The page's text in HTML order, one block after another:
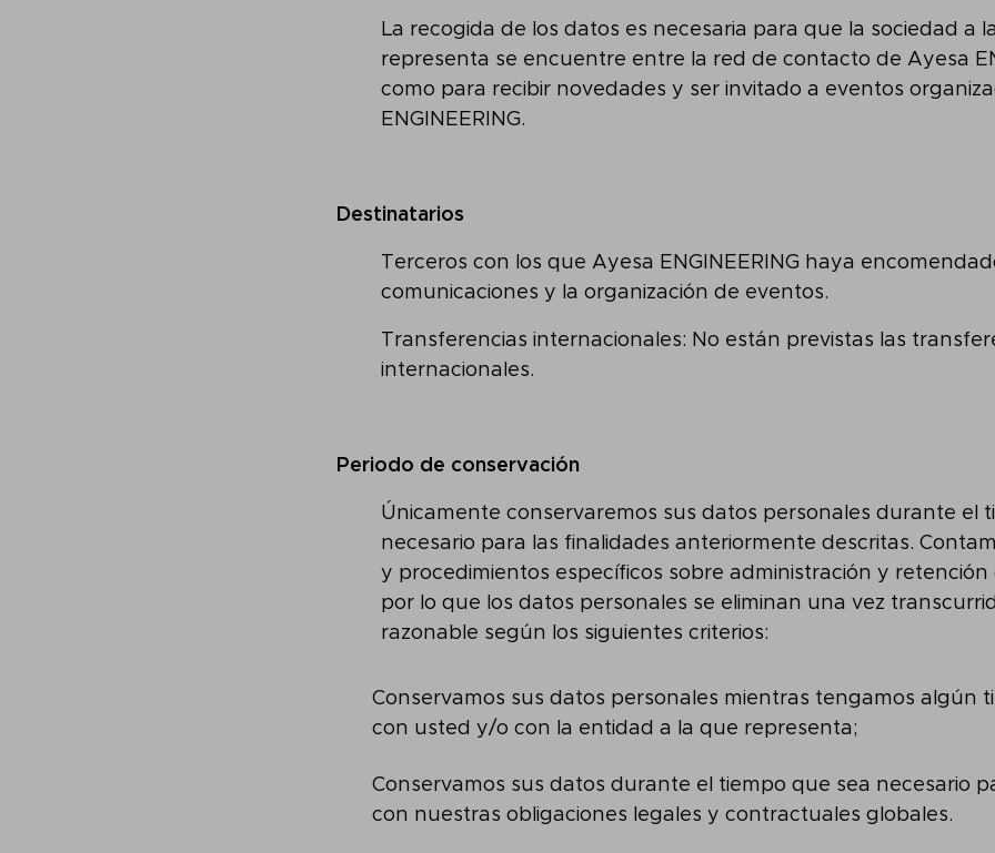
La recogida de los datos es necesaria para que la sociedad a
representa se encuentre entre la red de contacto de Ayesa
como para recibir novedades y ser invitado a eventos
ENGINEERING.
Destinatarios
Terceros con los que Ayesa ENGINEERING haya
comunicaciones y la organización de eventos.
Transferencias internacionales: No están previstas las
internacionales.
Periodo de conservación
Únicamente conservaremos sus datos personales durante el
necesario para las finalidades anteriormente descritas.
y procedimientos específicos sobre administración y retención
por lo que los datos personales se eliminan una vez
razonable según los siguientes criterios:
Conservamos sus datos personales mientras tengamos algún
con usted y/o con la entidad a la que representa;
Conservamos sus datos durante el tiempo que sea necesario
con nuestras obligaciones legales y contractuales globales.